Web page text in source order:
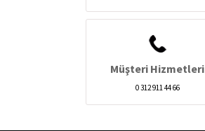
Müşteri Hizmetleri
0 312 911 44 66